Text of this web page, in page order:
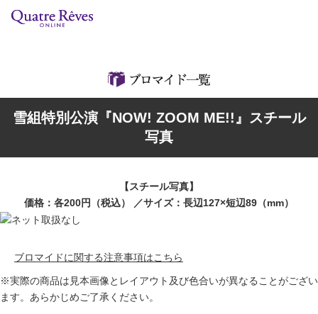
雪組特別公演『NOW! ZOOM ME!!』スチール
写真
【スチール写真】
価格：各200円（税込） ／サイズ：長辺127×短辺89（mm）
ブロマイドに関する注意事項はこちら
※実際の商品は見本画像とレイアウト及び色合いが異なることがござい
ます。あらかじめご了承ください。
組コレクション
ブック
カスタマイズCD